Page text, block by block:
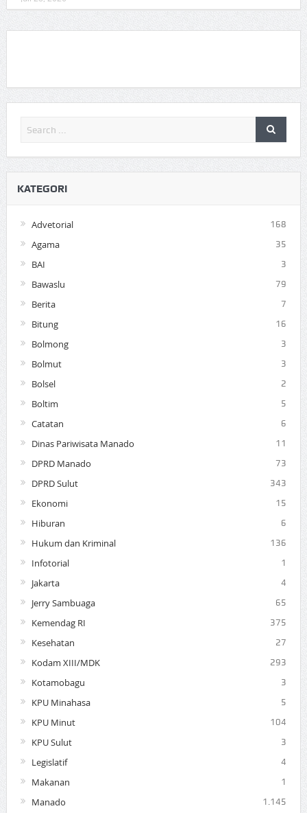
KATEGORI
Advetorial 168
Agama 35
BAI 3
Bawaslu 79
Berita 7
Bitung 16
Bolmong 3
Bolmut 3
Bolsel 2
Boltim 5
Catatan 6
Dinas Pariwisata Manado 11
DPRD Manado 73
DPRD Sulut 343
Ekonomi 15
Hiburan 6
Hukum dan Kriminal 136
Infotorial 1
Jakarta 4
Jerry Sambuaga 65
Kemendag RI 375
Kesehatan 27
Kodam XIII/MDK 293
Kotamobagu 3
KPU Minahasa 5
KPU Minut 104
KPU Sulut 3
Legislatif 4
Makanan 1
Manado 1.145